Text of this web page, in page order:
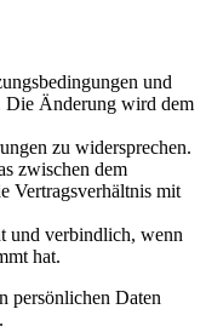
und
Die Änderung wird dem
zu widersprechen.
zwischen dem
Vertragsverhältnis mit
und verbindlich, wenn
hat.
persönlichen Daten